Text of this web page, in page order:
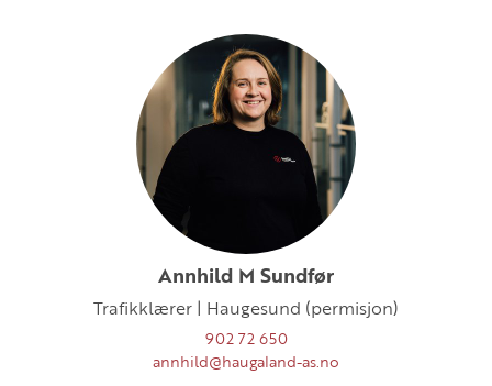
Annhild M Sundfør
Trafikklærer | Haugesund (permisjon)
902 72 650
annhild@haugaland-as.no